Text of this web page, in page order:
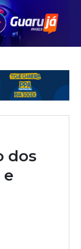
dos
e